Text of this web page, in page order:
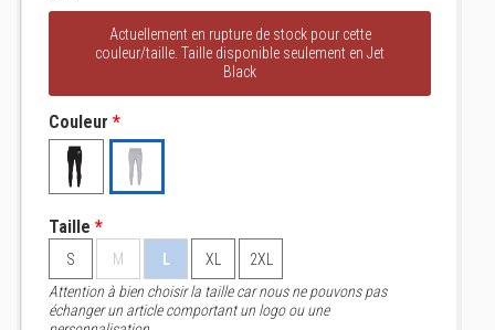
Actuellement en rupture de stock pour cette
couleur/taille. Taille disponible seulement en Jet
Black
Couleur *
Taille *
S M L XL
2XL
Attention à bien choisir la taille car nous ne pouvons pas
échanger un article comportant un logo ou une